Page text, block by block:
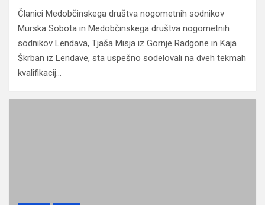
Članici Medobčinskega društva nogometnih sodnikov
Murska Sobota in Medobčinskega društva nogometnih
sodnikov Lendava, Tjaša Misja iz Gornje Radgone in Kaja
Škrban iz Lendave, sta uspešno sodelovali na dveh tekmah
kvalifikacij…